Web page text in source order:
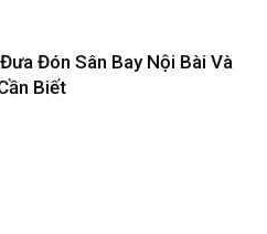
Đón Sân Bay Nội Bài Và
Biết